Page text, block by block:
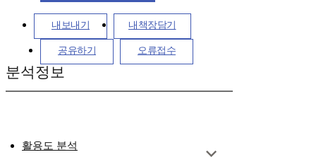
내보내기 내책장담기
공유하기 오류접수
분석정보
활용도 분석